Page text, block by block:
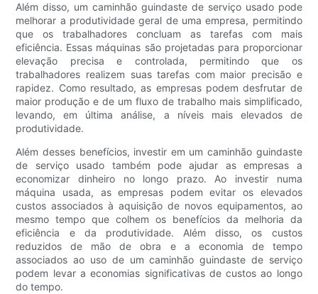
Além disso, um caminhão guindaste de serviço usado pode
melhorar a produtividade geral de uma empresa, permitindo
que os trabalhadores concluam as tarefas com mais
eficiência. Essas máquinas são projetadas para proporcionar
elevação precisa e controlada, permitindo que os
trabalhadores realizem suas tarefas com maior precisão e
rapidez. Como resultado, as empresas podem desfrutar de
maior produção e de um fluxo de trabalho mais simplificado,
levando, em última análise, a níveis mais elevados de
produtividade.
Além desses benefícios, investir em um caminhão guindaste
de serviço usado também pode ajudar as empresas a
economizar dinheiro no longo prazo. Ao investir numa
máquina usada, as empresas podem evitar os elevados
custos associados à aquisição de novos equipamentos, ao
mesmo tempo que colhem os benefícios da melhoria da
eficiência e da produtividade. Além disso, os custos
reduzidos de mão de obra e a economia de tempo
associados ao uso de um caminhão guindaste de serviço
podem levar a economias significativas de custos ao longo
do tempo.